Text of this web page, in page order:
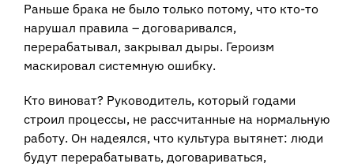
Раньше брака не было только потому, что кто-то
нарушал правила – договаривался,
перерабатывал, закрывал дыры. Героизм
маскировал системную ошибку.
Кто виноват? Руководитель, который годами
строил процессы, не рассчитанные на нормальную
работу. Он надеялся, что культура вытянет: люди
будут перерабатывать, договариваться,